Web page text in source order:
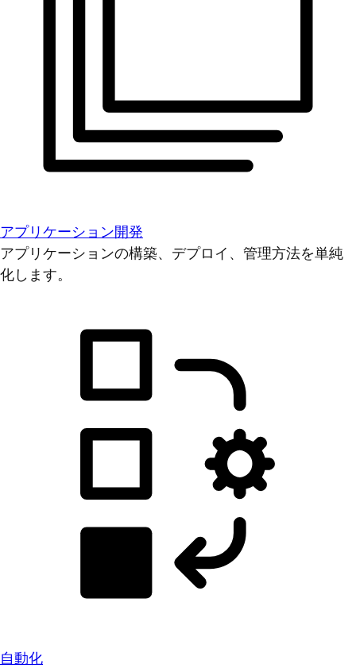
アプリケーション開発
アプリケーションの構築、デプロイ、管理方法を単純
化します。
自動化